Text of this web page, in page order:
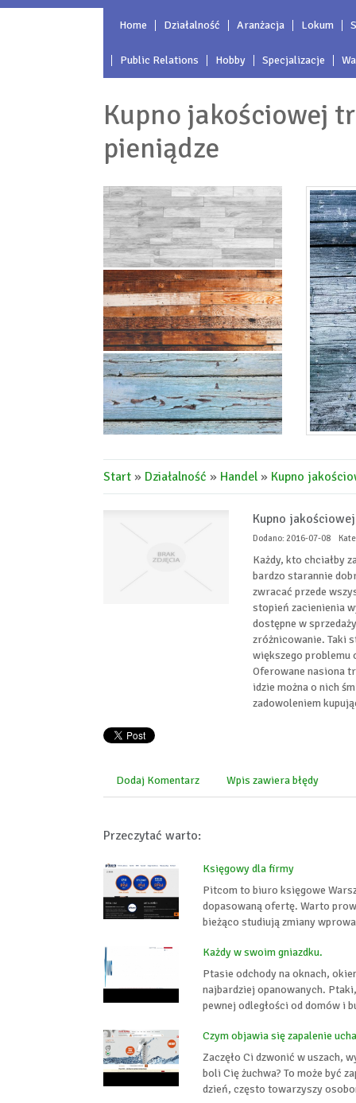
Home Działalność Aranżacja Lokum
Public Relations Hobby Specjalizacje
Kupno jakościowej
pieniądze
Start » Działalność » Handel » Kupno
Kupno
Dodano: 2016-07-08
Każdy, kto chciałby
bardzo starannie
zwracać przede
stopień zacienienia
dostępne w
zróżnicowanie. Taki
większego problemu
Oferowane nasiona
idzie można o nich
zadowoleniem
Dodaj Komentarz Wpis zawiera błędy
Przeczytać warto:
Księgowy dla firmy
Pitcom to biuro księgowe
dopasowaną ofertę. Warto
bieżąco studiują zmiany
Każdy w swoim gniazdku.
Ptasie odchody na oknach,
najbardziej opanowanych.
pewnej odległości od domów i
Czym objawia się zapalenie ucha
Zaczęło Ci dzwonić w uszach,
boli Cię żuchwa? To może być
dzień, często towarzyszy